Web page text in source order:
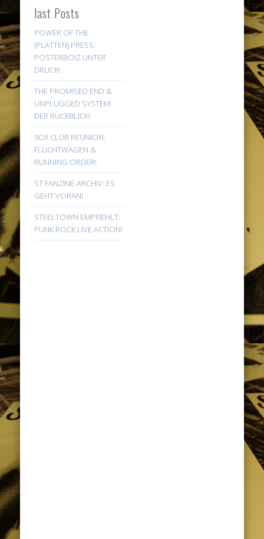
last Posts
POWER OF THE
(PLATTEN) PRESS:
POSTERBOIZ UNTER
DRUCK!
THE PROMISED END &
UNPLUGGED SYSTEM:
DER RÜCKBLICK!
9Oi! CLUB REUNION:
FLUCHTWAGEN &
RUNNING ORDER!
ST FANZINE-ARCHIV: ES
GEHT VORAN!
STEELTOWN EMPFIEHLT:
PUNK ROCK LIVE ACTION!